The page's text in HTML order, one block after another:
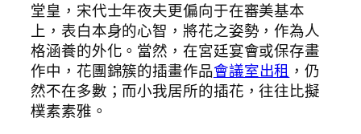
堂皇，宋代士年夜夫更偏向于在審美基本
上，表白本身的心智，將花之姿勢，作為人
格涵養的外化。當然，在宮廷宴會或保存畫
作中，花團錦簇的插畫作品會議室出租 ，仍
然不在多數；而小我居所的插花，往往比擬
樸素素雅。